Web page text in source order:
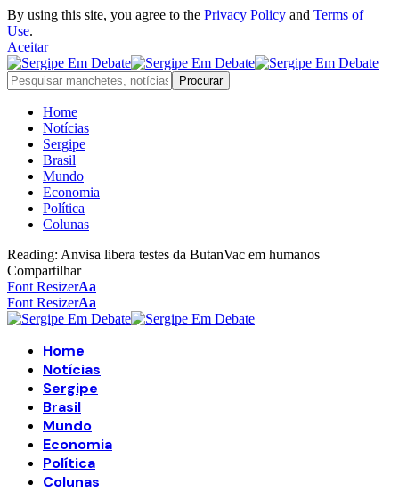
By using this site, you agree to the Privacy Policy and Terms of
Use.
Aceitar
Home
Notícias
Sergipe
Brasil
Mundo
Economia
Política
Colunas
Reading: Anvisa libera testes da ButanVac em humanos
Compartilhar
Font ResizerAa
Font ResizerAa
Home
Notícias
Sergipe
Brasil
Mundo
Economia
Política
Colunas